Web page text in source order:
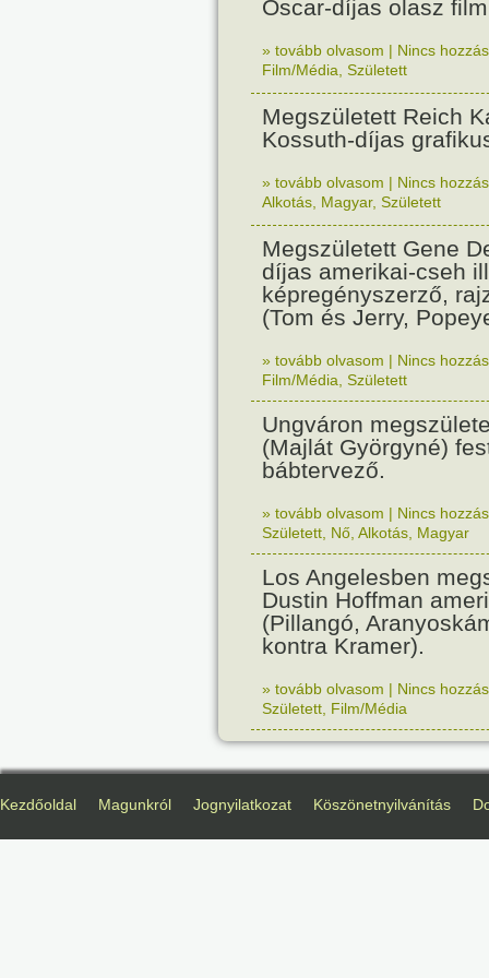
Oscar-díjas olasz
» tovább olvasom | Nincs
Film/Média Született
Megszületett Reich
Kossuth-díjas
» tovább olvasom | Nincs
Alkotás Magyar, Született
Megszületett Gene
díjas amerikai-cseh
képregényszerző,
(Tom és Jerry,
» tovább olvasom | Nincs
Film/Média Született
Ungváron
(Majlát Györgyné)
bábtervező.
» tovább olvasom | Nincs
Született Nő Alkotás Magyar
Los Angelesben
Dustin Hoffman
(Pillangó,
kontra Kramer).
» tovább olvasom | Nincs
Született Film/Média
Kezdőoldal Magunkról Jognyilatkozat Köszönetnyilvánítás